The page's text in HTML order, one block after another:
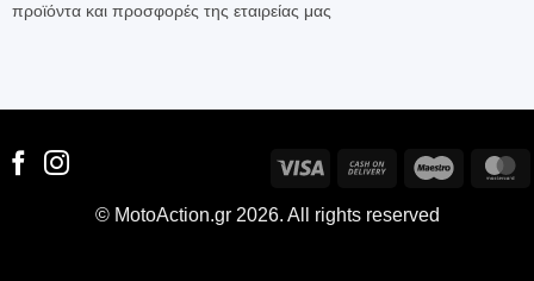
προϊόντα και προσφορές της εταιρείας μας
© MotoAction.gr 2026. All rights reserved
Visa
Cash
Delivery
Maestro